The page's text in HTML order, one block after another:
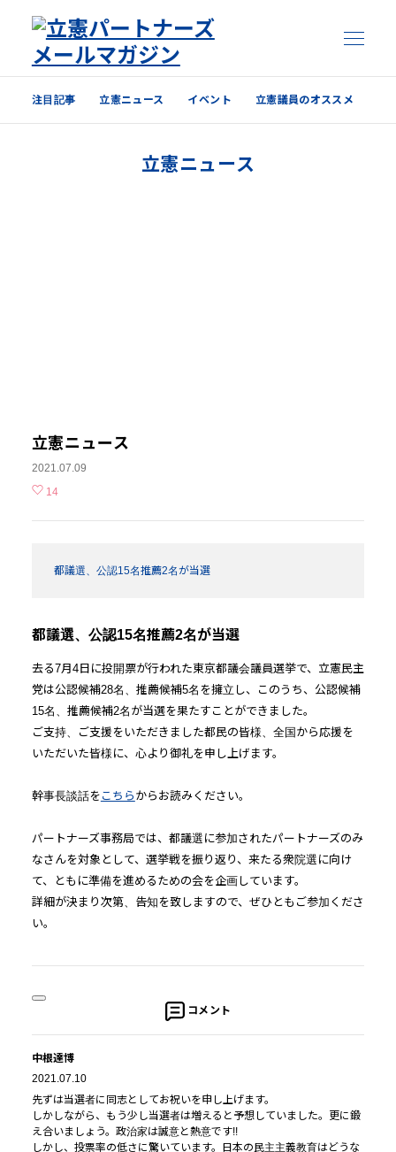
注目記事 立憲ニュース イベント 立憲議員のオススメ
立憲ニュース
立憲ニュース
2021.07.09
14
都議選、公認15名推薦2名が当選
都議選、公認15名推薦2名が当選
去る7月4日に投開票が行われた東京都議会議員選挙で、立憲民主
党は公認候補28名、推薦候補5名を擁立し、このうち、公認候補
15名、推薦候補2名が当選を果たすことができました。
ご支持、ご支援をいただきました都民の皆様、全国から応援を
いただいた皆様に、心より御礼を申し上げます。
幹事長談話を こちら からお読みください。
パートナーズ事務局では、都議選に参加されたパートナーズのみ
なさんを対象として、選挙戦を振り返り、来たる衆院選に向け
て、ともに準備を進めるための会を企画しています。
詳細が決まり次第、告知を致しますので、ぜひともご参加くださ
い。
コメント
中根達博
2021.07.10
先ずは当選者に同志としてお祝いを申し上げます。
しかしながら、もう少し当選者は増えると予想していました。更に鍛
え合いましょう。政治家は誠意と熱意です!!
しかし、投票率の低さに驚いています。日本の民主主義教育はどうな